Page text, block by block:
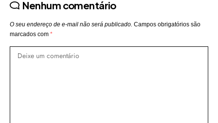
Nenhum comentário
O seu endereço de e-mail não será publicado. Campos obrigatórios são
marcados com *